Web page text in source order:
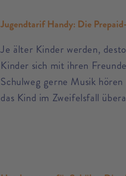
Jugendtarif Handy: Die
Je älter Kinder werden,
Kinder sich mit ihren
Schulweg gerne Musik
das Kind im Zweifelsfall